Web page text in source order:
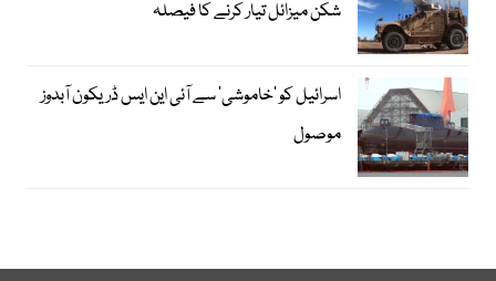
شکن میزائل تیار کرنے کا فیصلہ
اسرائیل کو ’خاموشی‘ سے آئی این ایس ڈریکون آبدوز
موصول